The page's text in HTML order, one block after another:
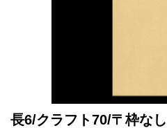
長6/クラフト70/〒枠な